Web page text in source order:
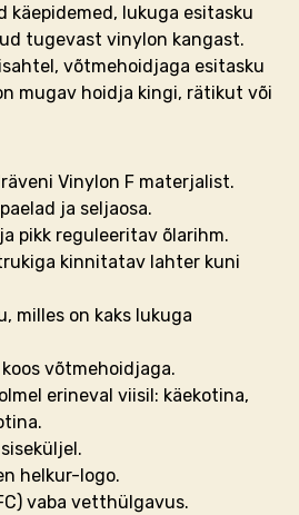
käepidemed, lukuga esitasku
tugevast vinylon kangast.
võtmehoidjaga esitasku
mugav hoidja kingi, rätikut või
Vinylon F materjalist.
ja seljaosa.
pikk reguleeritav õlarihm.
kinnitatav lahter kuni
milles on kaks lukuga
võtmehoidjaga.
erineval viisil: käekotina,
helkur-logo.
vaba vetthülgavus.